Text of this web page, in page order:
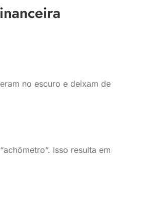
no escuro e deixam de
Isso resulta em